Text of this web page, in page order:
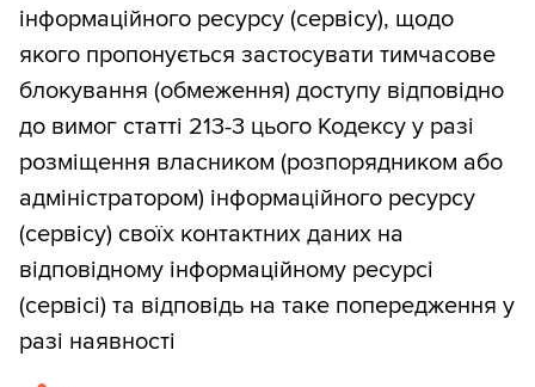
інформаційного ресурсу (сервісу), щодо
якого пропонується застосувати тимчасове
блокування (обмеження) доступу відповідно
до вимог статті 213-3 цього Кодексу у разі
розміщення власником (розпорядником або
адміністратором) інформаційного ресурсу
(сервісу) своїх контактних даних на
відповідному інформаційному ресурсі
(сервісі) та відповідь на таке попередження у
разі наявності